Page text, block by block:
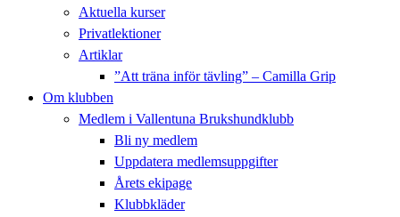
Aktuella kurser
Privatlektioner
Artiklar
”Att träna inför tävling” – Camilla Grip
Om klubben
Medlem i Vallentuna Brukshundklubb
Bli ny medlem
Uppdatera medlemsuppgifter
Årets ekipage
Klubbkläder